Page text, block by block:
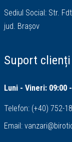
Sediul Social: Str.
jud. Brașov
Suport clienți
Luni - Vineri: 09:00
Telefon: (+40) 752-
Email: